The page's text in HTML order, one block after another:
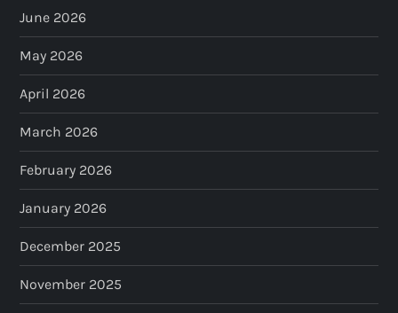
June 2026
May 2026
April 2026
March 2026
February 2026
January 2026
December 2025
November 2025